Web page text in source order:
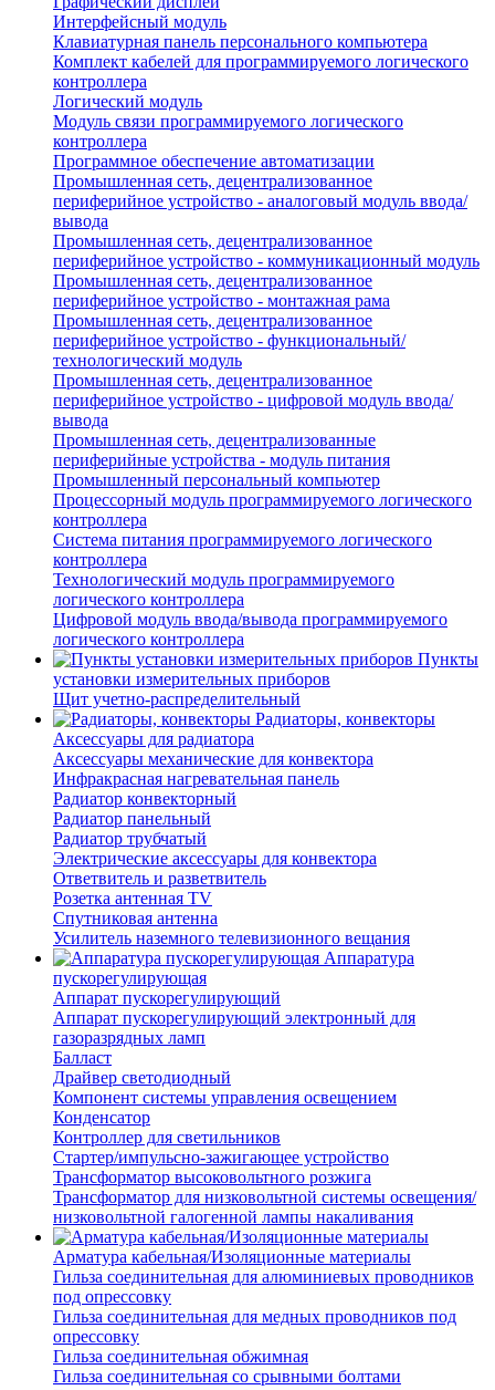
Интерфейсный модуль
Клавиатурная панель персонального компьютера
Комплект кабелей для программируемого логического
контроллера
Логический модуль
Модуль связи программируемого логического
контроллера
Программное обеспечение автоматизации
Промышленная сеть, децентрализованное
периферийное устройство - аналоговый модуль ввода/
вывода
Промышленная сеть, децентрализованное
периферийное устройство - коммуникационный модуль
Промышленная сеть, децентрализованное
периферийное устройство - монтажная рама
Промышленная сеть, децентрализованное
периферийное устройство - функциональный/
технологический модуль
Промышленная сеть, децентрализованное
периферийное устройство - цифровой модуль ввода/
вывода
Промышленная сеть, децентрализованные
периферийные устройства - модуль питания
Промышленный персональный компьютер
Процессорный модуль программируемого логического
контроллера
Система питания программируемого логического
контроллера
Технологический модуль программируемого
логического контроллера
Цифровой модуль ввода/вывода программируемого
логического контроллера
Пункты
установки измерительных приборов
Щит учетно-распределительный
Радиаторы, конвекторы
Аксессуары для радиатора
Аксессуары механические для конвектора
Инфракрасная нагревательная панель
Радиатор конвекторный
Радиатор панельный
Радиатор трубчатый
Электрические аксессуары для конвектора
Ответвитель и разветвитель
Розетка антенная TV
Спутниковая антенна
Усилитель наземного телевизионного вещания
Аппаратура
пускорегулирующая
Аппарат пускорегулирующий
Аппарат пускорегулирующий электронный для
газоразрядных ламп
Балласт
Драйвер светодиодный
Компонент системы управления освещением
Конденсатор
Контроллер для светильников
Стартер/импульсно-зажигающее устройство
Трансформатор высоковольтного розжига
Трансформатор для низковольтной системы освещения/
низковольтной галогенной лампы накаливания
Арматура кабельная/Изоляционные материалы
Гильза соединительная для алюминиевых проводников
под опрессовку
Гильза соединительная для медных проводников под
опрессовку
Гильза соединительная обжимная
Гильза соединительная со срывными болтами